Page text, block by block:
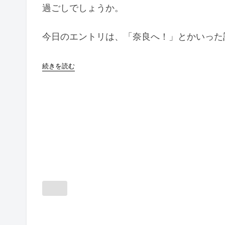
過ごしでしょうか。
今日のエントリは、「奈良へ！」とかいっ
続きを読む